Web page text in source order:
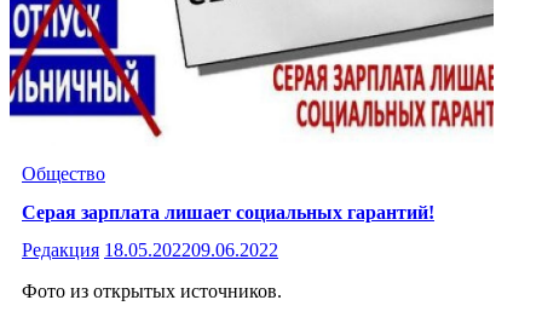
Общество
Серая зарплата лишает социальных гарантий!
Редакция 18.05.202209.06.2022
Фото из открытых источников.